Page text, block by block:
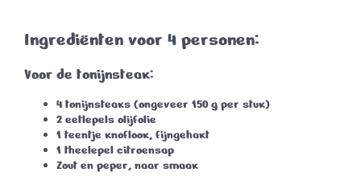
Ingrediënten voor 4 personen:
Voor de tonijnsteak:
4 tonijnsteaks (ongeveer 150 g per stuk)
2 eetlepels olijfolie
1 teentje knoflook, fijngehakt
1 theelepel citroensap
Zout en peper, naar smaak